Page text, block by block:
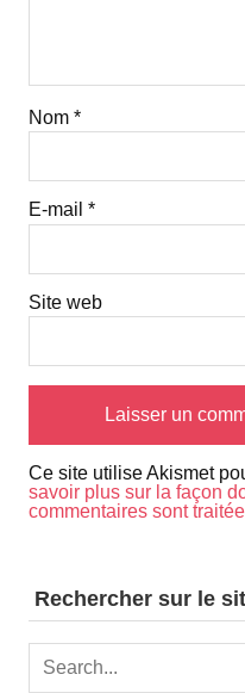
Nom *
E-mail *
Site web
Ce site utilise Akismet
savoir plus sur la façon
commentaires sont
Rechercher sur le